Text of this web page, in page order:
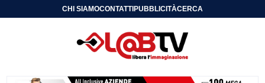
CHI SIAMOCONTATTIPUBBLICITÀCERCA